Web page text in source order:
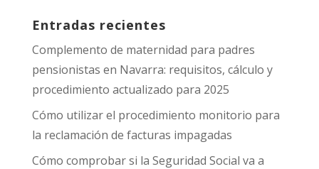
Entradas recientes
Complemento de maternidad para padres
pensionistas en Navarra: requisitos, cálculo y
procedimiento actualizado para 2025
Cómo utilizar el procedimiento monitorio para
la reclamación de facturas impagadas
Cómo comprobar si la Seguridad Social va a